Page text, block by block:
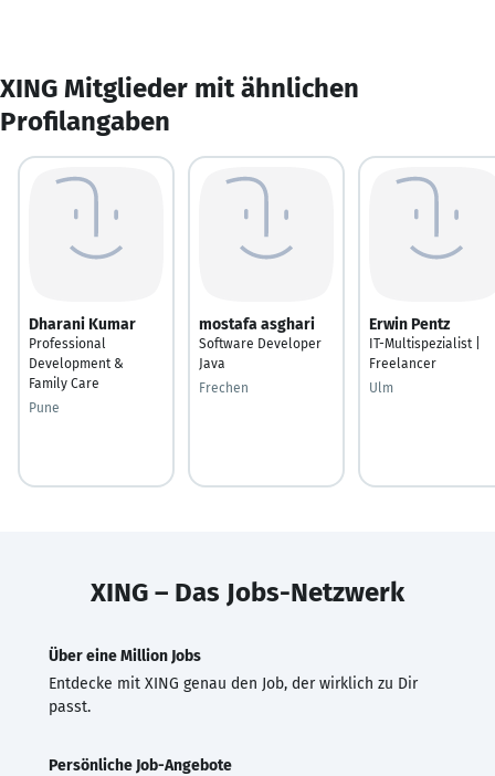
XING Mitglieder mit ähnlichen
Profilangaben
Dharani Kumar
Professional
Development &
Family Care
Pune
mostafa asghari
Software Developer
Java
Frechen
Erwin Pentz
IT-Multispezialist |
Freelancer
Ulm
XING – Das Jobs-Netzwerk
Über eine Million Jobs
Entdecke mit XING genau den Job, der wirklich zu Dir
passt.
Persönliche Job-Angebote